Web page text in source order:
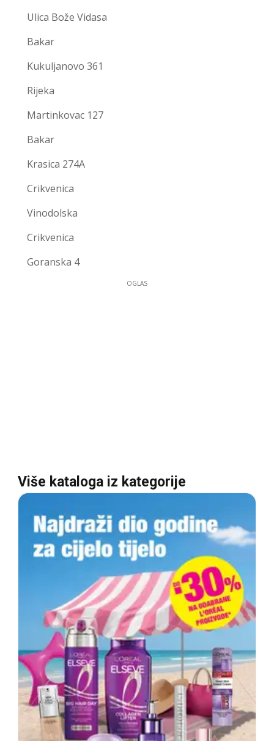
Ulica Bože Vidasa
Bakar
Kukuljanovo 361
Rijeka
Martinkovac 127
Bakar
Krasica 274A
Crikvenica
Vinodolska
Crikvenica
Goranska 4
OGLAS
Više kataloga iz kategorije